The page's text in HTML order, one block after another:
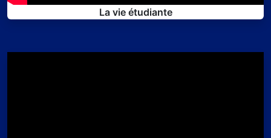
La vie étudiante